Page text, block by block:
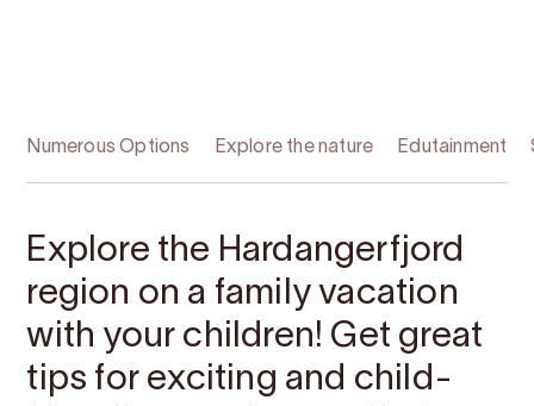
Numerous Options Explore the nature Edutainment
Explore the Hardangerfjord
region on a family vacation
with your children! Get great
tips for exciting and child-